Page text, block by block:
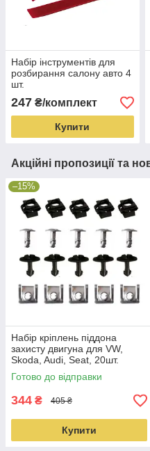
Набір інструментів для
розбирання салону авто 4
шт.
247 ₴/комплект
Купити
Акційні пропозиції та
–15%
Набір кріплень піддона
захисту двигуна для VW,
Skoda, Audi, Seat, 20шт.
Готово до відправки
344 ₴ 405 ₴
Купити